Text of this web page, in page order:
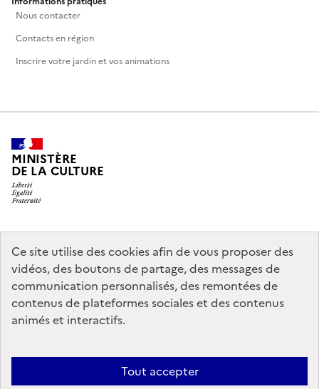
Ce site utilise des cookies afin de vous proposer des
vidéos, des boutons de partage, des messages de
communication personnalisés, des remontées de
contenus de plateformes sociales et des contenus
animés et interactifs.
Tout accepter
Nous contacter
Contacts en région
Inscrire votre jardin et vos animations
MINISTÈRE
DE LA CULTURE
legifrance.gouv.fr
info.gouv.fr
service-public.gouv.fr
data.gouv.fr